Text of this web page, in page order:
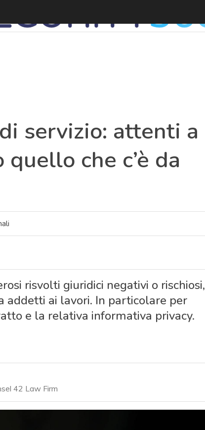
servizio: attenti a
che c’è da
risvolti giuridici negativi o rischiosi,
ai lavori. In particolare per
e la relativa informativa privacy.
42 Law Firm